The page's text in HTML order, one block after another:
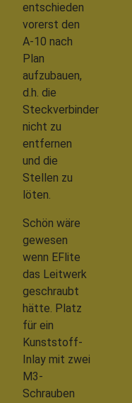
entschieden
vorerst den
A-10 nach
Plan
aufzubauen,
d.h. die
Steckverbinder
nicht zu
entfernen
und die
Stellen zu
löten.
Schön wäre
gewesen
wenn EFlite
das Leitwerk
geschraubt
hätte. Platz
für ein
Kunststoff-
Inlay mit zwei
M3-
Schrauben